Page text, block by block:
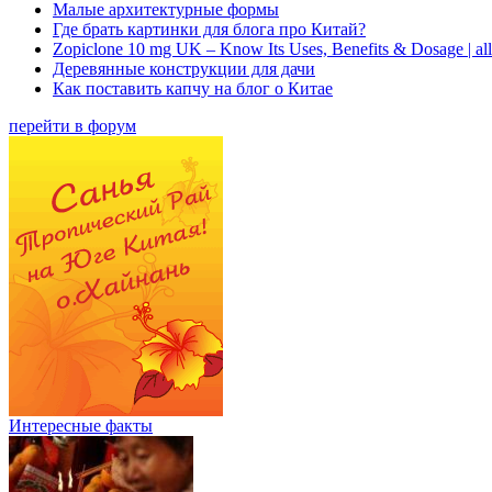
Малые архитектурные формы
Где брать картинки для блога про Китай?
Zopiclone 10 mg UK – Know Its Uses, Benefits & Dosage |
Деревянные конструкции для дачи
Как поставить капчу на блог о Китае
перейти в форум
Интересные факты